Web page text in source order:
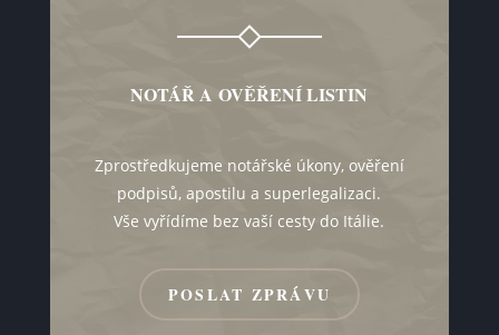
NOTÁŘ A OVĚŘENÍ LISTIN
Zprostředkujeme notářské úkony, ověření
podpisů, apostilu a superlegalizaci.
Vše vyřídíme bez vaší cesty do Itálie.
POSLAT ZPRÁVU